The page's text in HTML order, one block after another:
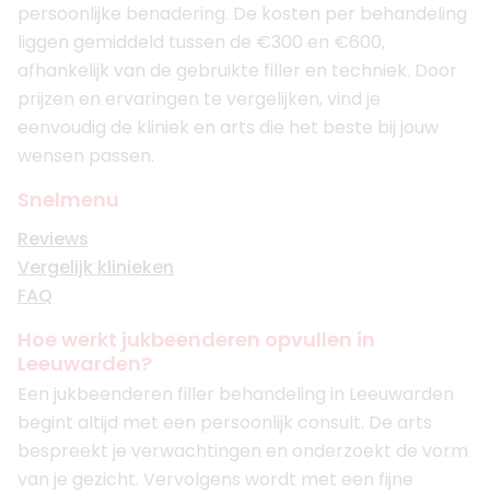
persoonlijke benadering. De kosten per behandeling
liggen gemiddeld tussen de €300 en €600,
afhankelijk van de gebruikte filler en techniek. Door
prijzen en ervaringen te vergelijken, vind je
eenvoudig de kliniek en arts die het beste bij jouw
wensen passen.
Snelmenu
Reviews
Vergelijk klinieken
FAQ
Hoe werkt jukbeenderen opvullen in
Leeuwarden?
Een jukbeenderen filler behandeling in Leeuwarden
begint altijd met een persoonlijk consult. De arts
bespreekt je verwachtingen en onderzoekt de vorm
van je gezicht. Vervolgens wordt met een fijne